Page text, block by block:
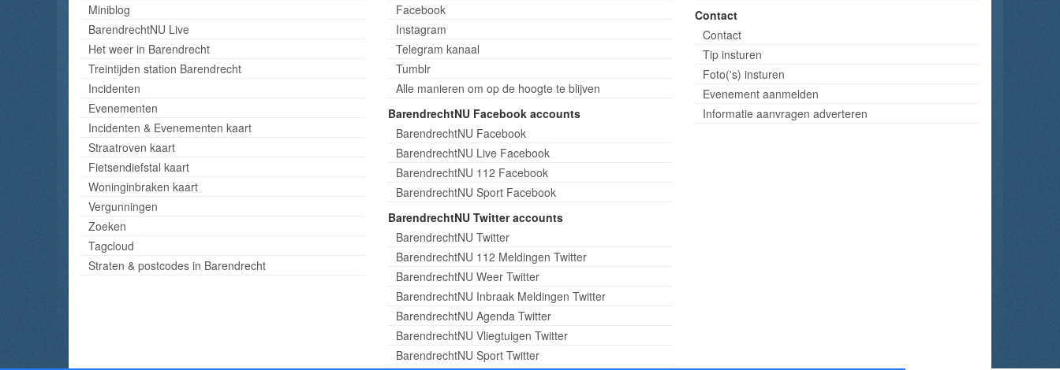
Miniblog
BarendrechtNU Live
Het weer in Barendrecht
Treintijden station Barendrecht
Incidenten
Evenementen
Incidenten & Evenementen kaart
Straatroven kaart
Fietsendiefstal kaart
Woninginbraken kaart
Vergunningen
Zoeken
Tagcloud
Straten & postcodes in Barendrecht
Facebook
Instagram
Telegram kanaal
Tumblr
Alle manieren om op de hoogte te blijven
BarendrechtNU Facebook accounts
BarendrechtNU Facebook
BarendrechtNU Live Facebook
BarendrechtNU 112 Facebook
BarendrechtNU Sport Facebook
BarendrechtNU Twitter accounts
BarendrechtNU Twitter
BarendrechtNU 112 Meldingen Twitter
BarendrechtNU Weer Twitter
BarendrechtNU Inbraak Meldingen Twitter
BarendrechtNU Agenda Twitter
BarendrechtNU Vliegtuigen Twitter
BarendrechtNU Sport Twitter
Contact
Contact
Tip insturen
Foto('s) insturen
Evenement aanmelden
Informatie aanvragen adverteren